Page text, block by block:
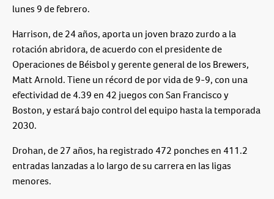
lunes 9 de febrero.
Harrison, de 24 años, aporta un joven brazo zurdo a la
rotación abridora, de acuerdo con el presidente de
Operaciones de Béisbol y gerente general de los Brewers,
Matt Arnold. Tiene un récord de por vida de 9-9, con una
efectividad de 4.39 en 42 juegos con San Francisco y
Boston, y estará bajo control del equipo hasta la temporada
2030.
Drohan, de 27 años, ha registrado 472 ponches en 411.2
entradas lanzadas a lo largo de su carrera en las ligas
menores.